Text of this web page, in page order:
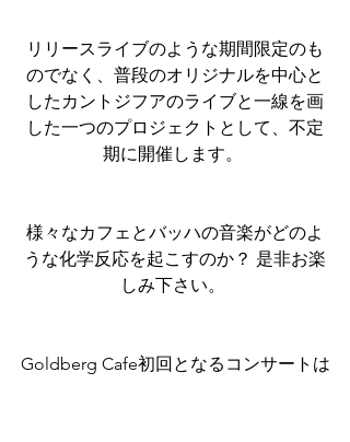
リリースライブのような期間限定のも
のでなく、普段のオリジナルを中心と
したカントジフアのライブと一線を画
した一つのプロジェクトとして、不定
期に開催します。
様々なカフェとバッハの音楽がどのよ
うな化学反応を起こすのか？ 是非お楽
しみ下さい。
Goldberg Cafe初回となるコンサートは